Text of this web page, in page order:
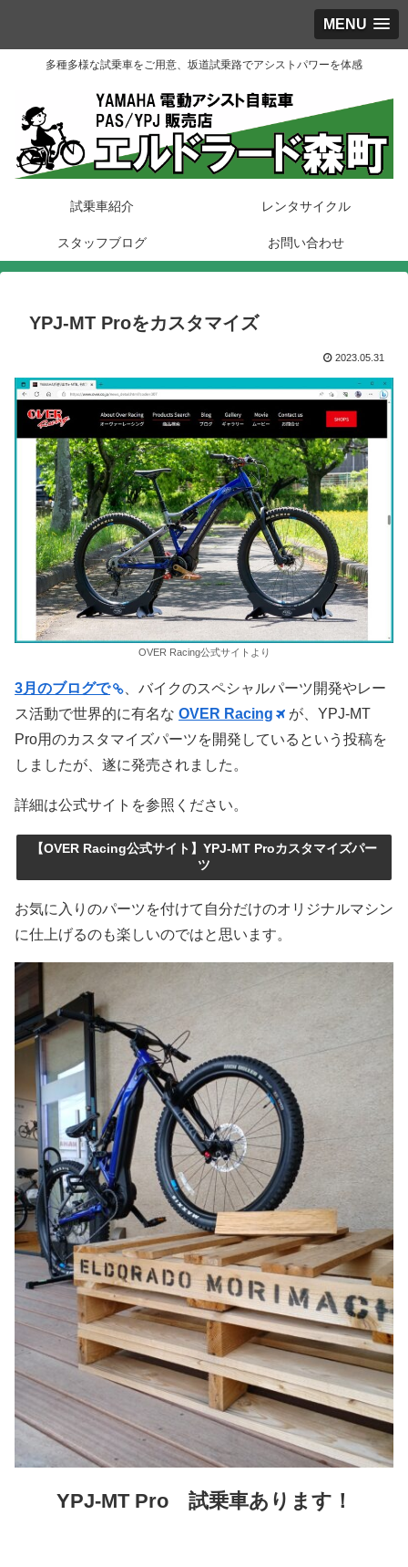
MENU
多種多様な試乗車をご用意、坂道試乗路でアシストパワーを体感
試乗車紹介 レンタサイクル
スタッフブログ お問い合わせ
YPJ-MT Proをカスタマイズ
2023.05.31
OVER Racing公式サイトより
3月のブログで
、バイクのスペシャルパーツ開発やレー
ス活動で世界的に有名な OVER Racing
が、YPJ-MT
Pro用のカスタマイズパーツを開発しているという投稿を
しましたが、遂に発売されました。
詳細は公式サイトを参照ください。
【OVER Racing公式サイト】YPJ-MT Proカスタマイズパー
ツ
お気に入りのパーツを付けて自分だけのオリジナルマシン
に仕上げるのも楽しいのではと思います。
YPJ-MT Pro 試乗車あります！